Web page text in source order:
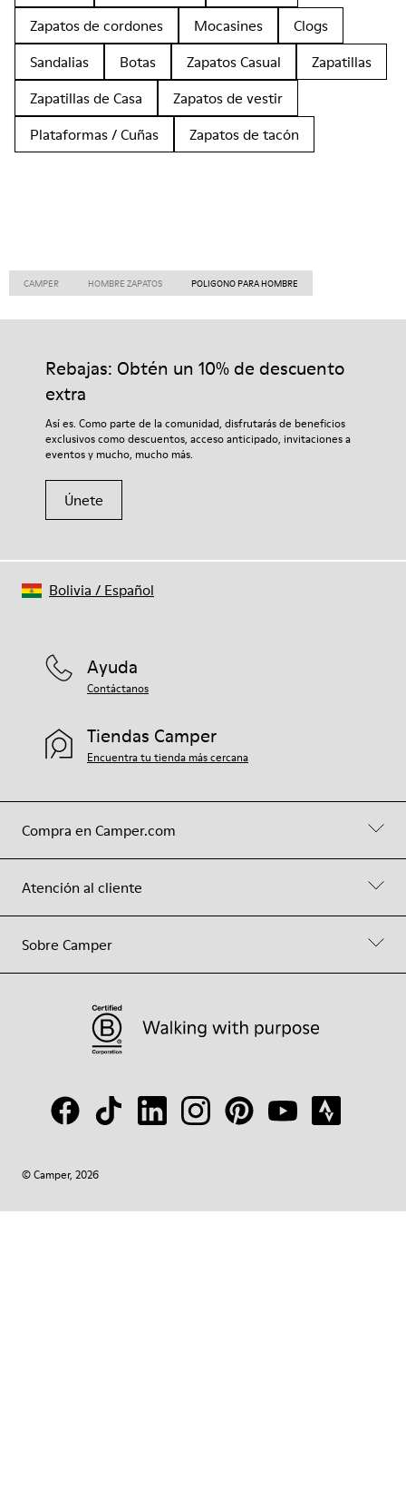
Zapatos de cordones
Mocasines
Clogs
Sandalias
Botas Zapatos Casual
Zapatillas
Zapatillas de Casa
Zapatos de vestir
Plataformas / Cuñas
Zapatos de tacón
CAMPER HOMBRE ZAPATOS POLIGONO PARA HOMBRE
Rebajas: Obtén un 10% de descuento
extra
Así es. Como parte de la comunidad, disfrutarás de beneficios
exclusivos como descuentos, acceso anticipado, invitaciones a
eventos y mucho, mucho más.
Únete
Compra en Camper.com
Atención al cliente
Sobre Camper
Ayuda
Contáctanos
Tiendas Camper
Encuentra tu tienda más cercana
© Camper, 2026
Bolivia / Español